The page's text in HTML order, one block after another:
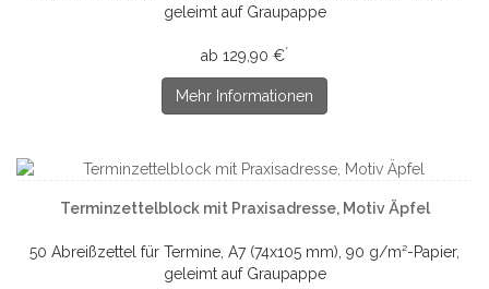
geleimt auf Graupappe
ab 129,90 €*
Mehr Informationen
Terminzettelblock mit Praxisadresse, Motiv Äpfel
50 Abreißzettel für Termine, A7 (74x105 mm), 90 g/m²-Papier,
geleimt auf Graupappe